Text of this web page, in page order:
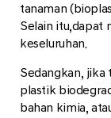
tanaman
Selain itu,dapat
keseluruhan.
Sedangkan,
plastik
bahan kimia,